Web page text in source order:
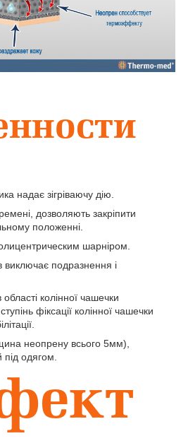
надає зігріваючу дію.
дозволяють закріпити
положенні.
шарніром.
виключає подразнення і
колінної чашечки
фіксації колінної чашечки
неопрену всього 5мм),
одягом.